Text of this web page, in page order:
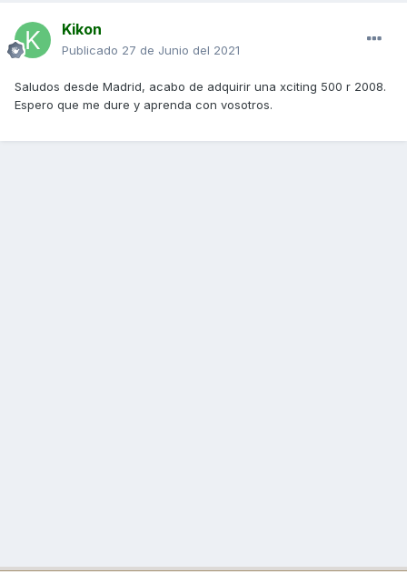
Kikon
Publicado 27 de Junio del 2021
Saludos desde Madrid, acabo de adquirir una xciting 500 r 2008.
Espero que me dure y aprenda con vosotros.